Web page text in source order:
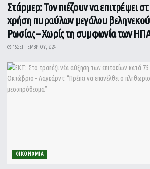
Στάρμερ: Τον πιέζουν να επιτρέψει
χρήση πυραύλων μεγάλου
Ρωσίας – Χωρίς τη συμφωνία των ΗΠΑ
15 ΣΕΠΤΕΜΒΡΊΟΥ, 2024
ΟΙΚΟΝΟΜΙΑ